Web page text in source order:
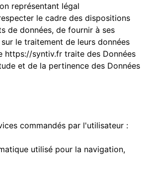
représentant légal
le cadre des dispositions
de données, de fournir à ses
le traitement de leurs données
https://syntiv.fr traite des Données
et de la pertinence des Données
commandés par l'utilisateur :
utilisé pour la navigation,